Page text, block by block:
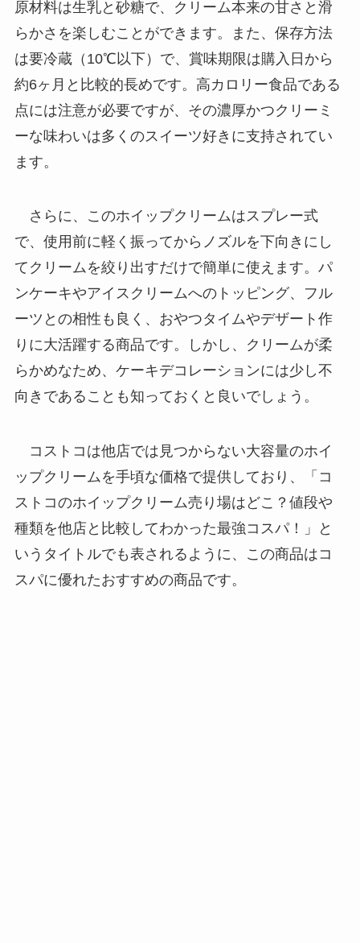
原材料は生乳と砂糖で、クリーム本来の甘さと滑
らかさを楽しむことができます。また、保存方法
は要冷蔵（10℃以下）で、賞味期限は購入日から
約6ヶ月と比較的長めです。高カロリー食品である
点には注意が必要ですが、その濃厚かつクリーミ
ーな味わいは多くのスイーツ好きに支持されてい
ます。
さらに、このホイップクリームはスプレー式
で、使用前に軽く振ってからノズルを下向きにし
てクリームを絞り出すだけで簡単に使えます。パ
ンケーキやアイスクリームへのトッピング、フル
ーツとの相性も良く、おやつタイムやデザート作
りに大活躍する商品です。しかし、クリームが柔
らかめなため、ケーキデコレーションには少し不
向きであることも知っておくと良いでしょう。
コストコは他店では見つからない大容量のホイ
ップクリームを手頃な価格で提供しており、「コ
ストコのホイップクリーム売り場はどこ？値段や
種類を他店と比較してわかった最強コスパ！」と
いうタイトルでも表されるように、この商品はコ
スパに優れたおすすめの商品です。